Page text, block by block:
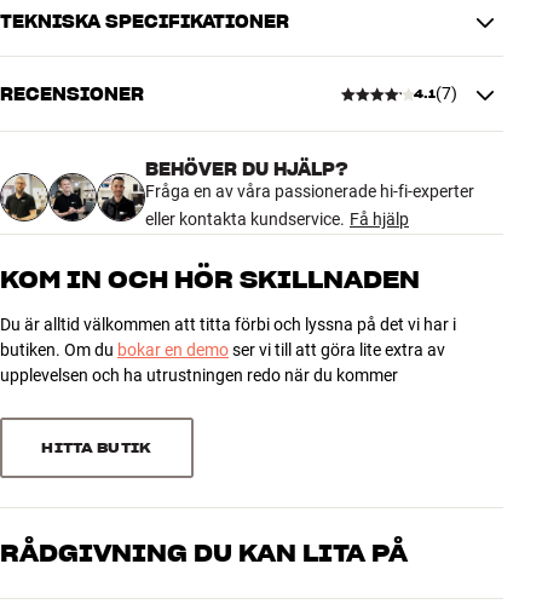
fästa högtalaren med remmar. Flexson SR-MTC Mountable Travel
Flexson SR-MTC Mountable Travel Cover finns med svart finish.
TEKNISKA SPECIFIKATIONER
GENERELLA EGENSKAPER
Hölje/fäste till Sonos Roam
Karbinhake och två monteringsfästen medföljer
Fri tillgång till laddningskontakt (måste dock monteras av för
trådlös laddning)
Mått: 6,9 x 17,6 x 8,0 cm (BxHxD)
RECENSIONER 4.1(7)
4.1
5
4
1
BEHÖVER DU HJÄLP?
Fråga en av våra passionerade hi-fi-experter
eller kontakta kundservice. Få hjälp
KOM IN OCH HÖR SKILLNADEN
Du är alltid välkommen att titta förbi och lyssna på det vi har i
butiken. Om du bokar en demoser vi till att göra lite extra av
upplevelsen och ha utrustningen redo när du kommer
HITTA BUTIK
RÅDGIVNING DU KAN LITA PÅ
Våra medarbetare är riktiga entusiaster som kan produkterna och